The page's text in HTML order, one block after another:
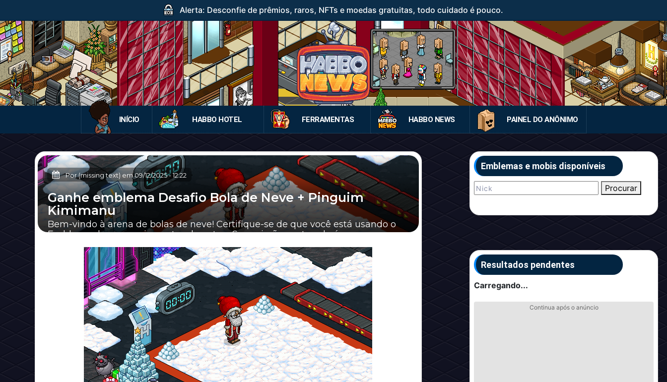
Alerta: Desconfie de prêmios, raros, NFTs e moedas gratuitas, todo cuidado é pouco.
INÍCIO HABBO HOTEL FERRAMENTAS HABBO NEWS PAINEL DO ANÔNIMO
Por (missing text) em09/12/2025-12:22
Ganhe emblema Desafio Bola de Neve + Pinguim
Kimimanu
Bem-vindo à arena de bolas de neve! Certifique-se de que você está usando o
Emblema da sua equipe antes de entrar. Sua missão nesta sala é ...
Emblemas e mobis disponíveis
Procurar
Resultados pendentes
Carregando...